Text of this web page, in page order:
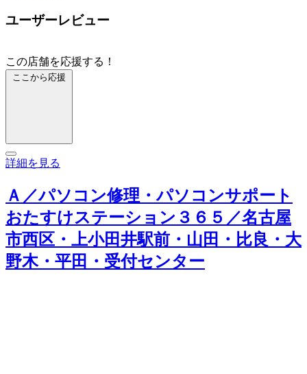
ユーザーレビュー
この店舗を応援する！
ここから応援
詳細を見る
Ａ／パソコン修理・パソコンサポート
おたすけステーション３６５／名古屋
市西区・上小田井駅前・山田・比良・大
野木・平田・受付センター